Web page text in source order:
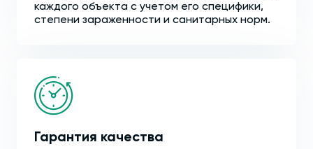
каждого объекта с учетом его специфики,
степени зараженности и санитарных норм.
Гарантия качества